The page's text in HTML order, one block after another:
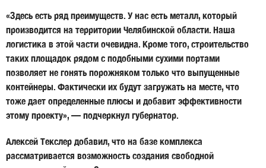
«Здесь есть ряд преимуществ. У нас есть металл, который
производится на территории Челябинской области. Наша
логистика в этой части очевидна. Кроме того, строительство
таких площадок рядом с подобными сухими портами
позволяет не гонять порожняком только что выпущенные
контейнеры. Фактически их будут загружать на месте, что
тоже дает определенные плюсы и добавит эффективности
этому проекту», — подчеркнул губернатор.
Алексей Текслер добавил, что на базе комплекса
рассматривается возможность создания свободной